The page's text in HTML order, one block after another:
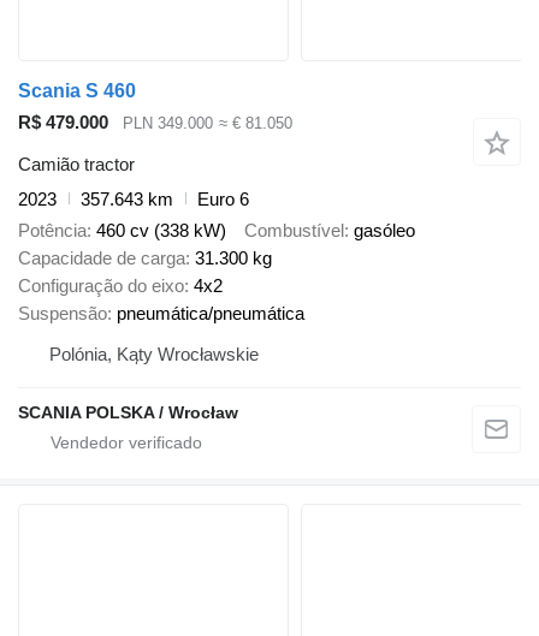
Scania S 460
R$ 479.000
PLN 349.000 ≈ € 81.050
Camião tractor
2023
357.643 km
Euro 6
Potência 460 cv (338 kW) Combustível gasóleo
Capacidade de carga 31.300 kg
Configuração do eixo 4x2
Suspensão pneumática/pneumática
Polónia, Kąty Wrocławskie
SCANIA POLSKA / Wrocław